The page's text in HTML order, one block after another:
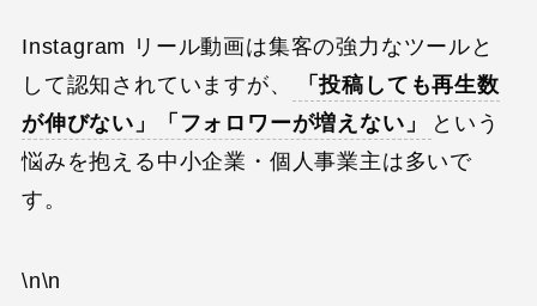
Instagram リール動画は集客の強力なツールと
して認知されていますが、
「投稿しても再生数
が伸びない」「フォロワーが増えない」
という
悩みを抱える中小企業・個人事業主は多いで
す。
\n\n